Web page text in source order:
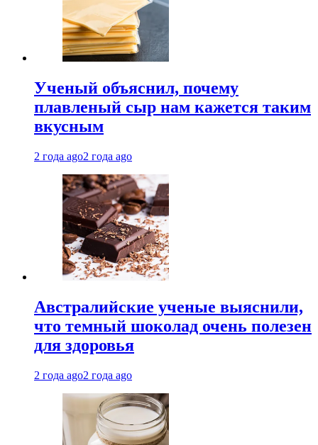
Ученый объяснил, почему
плавленый сыр нам кажется таким
вкусным
2 года ago2 года ago
Австралийские ученые выяснили,
что темный шоколад очень полезен
для здоровья
2 года ago2 года ago